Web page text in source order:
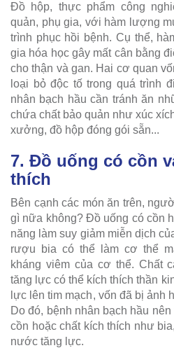
Đồ hộp, thực phẩm công
quản, phụ gia, với hàm lượng
trình phục hồi bệnh. Cụ thể,
gia hóa học gây mất cân bằng
cho thận và gan. Hai cơ quan
loại bỏ độc tố trong quá trình
nhân bạch hầu cần tránh ăn
chứa chất bảo quản như xúc
xưởng, đồ hộp đóng gói sẵn...
7. Đồ uống có cồn
thích
Bên cạnh các món ăn trên,
gì nữa không? Đồ uống có cồn
năng làm suy giảm miễn dịch
rượu bia có thể làm cơ thể
kháng viêm của cơ thể. Chất
tăng lực có thể kích thích thần
lực lên tim mạch, vốn đã bị ảnh
Do đó, bệnh nhân bạch hầu
cồn hoặc chất kích thích như
nước tăng lực.